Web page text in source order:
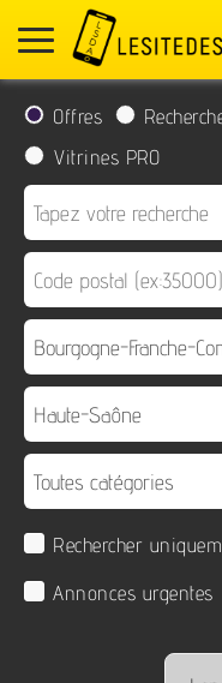
Offres
Vitrines PRO
Rechercher
Annonces urgentes